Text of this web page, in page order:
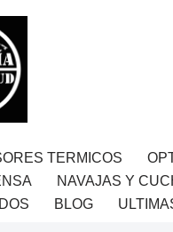
TERMICOS
NAVAJAS Y
BLOG